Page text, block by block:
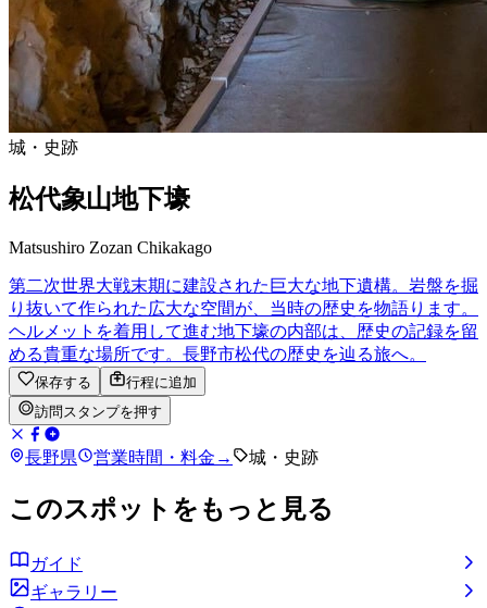
城・史跡
松代象山地下壕
Matsushiro Zozan Chikakago
第二次世界大戦末期に建設された巨大な地下遺構。岩盤を掘
り抜いて作られた広大な空間が、当時の歴史を物語ります。
ヘルメットを着用して進む地下壕の内部は、歴史の記録を留
める貴重な場所です。長野市松代の歴史を辿る旅へ。
保存する
行程に追加
訪問スタンプを押す
長野県 営業時間・料金 → 城・史跡
このスポットをもっと見る
ガイド
ギャラリー